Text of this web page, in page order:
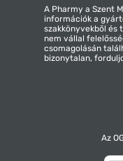
A Pharmy a Szent
információk a
szakkönyvekből és
nem vállal
csomagolásán
bizonytalan,
Az